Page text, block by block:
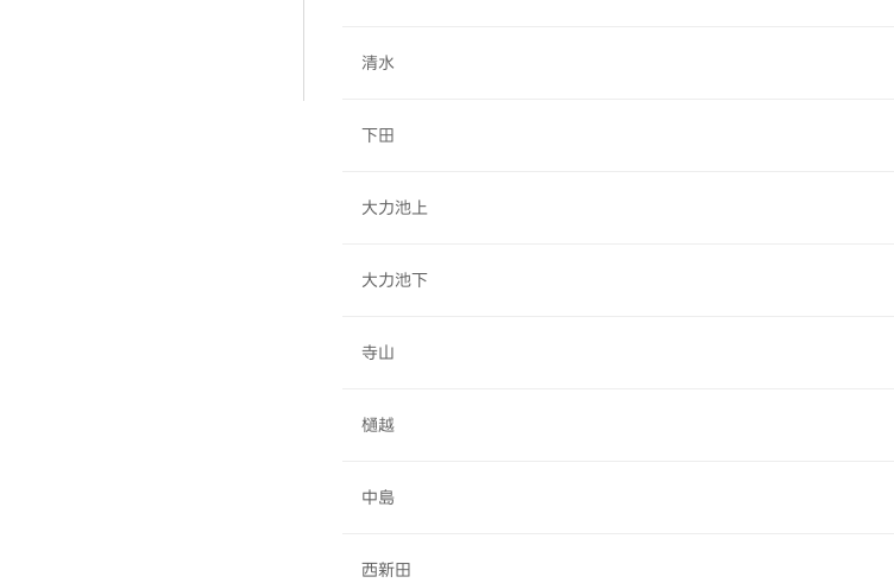
清水
下田
大力池上
大力池下
寺山
樋越
中島
西新田